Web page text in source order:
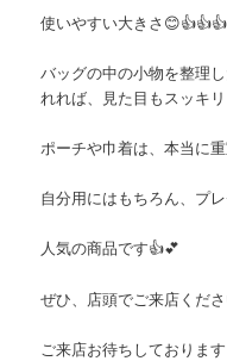
使いやすい大きさ
バッグの中の小物を整理
れれば、見た目もスッキ
ポーチや巾着は、本当に
自分用にはもちろん、プ
人気の商品です👍💕
ぜひ、店頭でご来店くだ
ご来店お待ちしておりま